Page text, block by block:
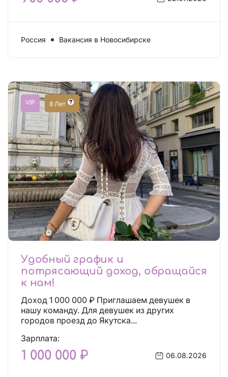
Россия Вакансия в Новосибирске
VIP 8 Лет
Удобный график и
потрясающий доход, обращайся
к нам!
Доход 1 000 000 ₽ Приглашаем девушек в
нашу команду. Для девушек из других
городов проезд до Якутска...
Зарплата:
1 000 000 ₽ 06.08.2026